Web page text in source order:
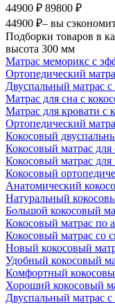
44900 ₽ 89800 ₽
44900 ₽– вы
Подборки товаров в
высота 300 мм
Матрас меморикс с
Ортопедический
Двуспальный матрас
Матрас для сна с
Матрас для кровати с
Ортопедический
Кокосовый
Кокосовый матрас
Кокосовый матрас
Кокосовый
Анатомический
Натуральный
Большой кокосовый
Кокосовый матрас по
Кокосовый матрас со
Новый кокосовый
Удобный кокосовый
Комфортный
Хороший кокосовый
Двуспальный матрас